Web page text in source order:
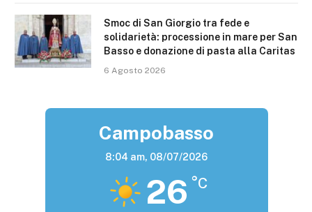
Smoc di San Giorgio tra fede e
solidarietà: processione in mare per San
Basso e donazione di pasta alla Caritas
6 Agosto 2026
Campobasso
8:04 am, 08/07/2026
26 °C